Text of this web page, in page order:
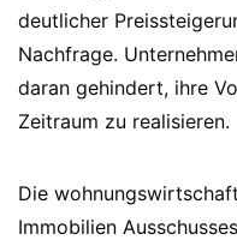
deutlicher
Nachfrage.
daran gehindert, ihre
Zeitraum zu realisieren.
Die
Immobilien